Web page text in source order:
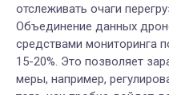
отслеживать очаги
Объединение данных
средствами мониторинга
15-20%. Это позволяет
меры, например,